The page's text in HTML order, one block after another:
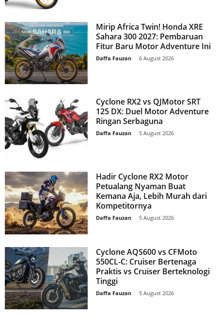
Mirip Africa Twin! Honda XRE
Sahara 300 2027: Pembaruan
Fitur Baru Motor Adventure Ini
Daffa Fauzan 6 August 2026
Cyclone RX2 vs QJMotor SRT
125 DX: Duel Motor Adventure
Ringan Serbaguna
Daffa Fauzan 5 August 2026
Hadir Cyclone RX2 Motor
Petualang Nyaman Buat
Kemana Aja, Lebih Murah dari
Kompetitornya
Daffa Fauzan 5 August 2026
Cyclone AQS600 vs CFMoto
550CL-C: Cruiser Bertenaga
Praktis vs Cruiser Berteknologi
Tinggi
Daffa Fauzan 5 August 2026